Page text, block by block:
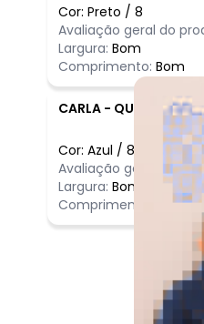
Cor: Preto / 8
Avaliação geral do
Largura: Bom
Comprimento: Bom
CARLA - QUATA - SP
Cor: Azul / 8
Avaliação geral do
Largura: Bom
Comprimento:
Bom